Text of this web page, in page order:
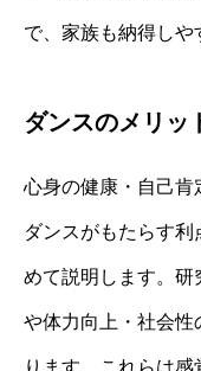
で、家族も納得しや
ダンスのメリッ
心身の健康・自己肯
ダンスがもたらす
めて説明します。研
や体力向上・社会性